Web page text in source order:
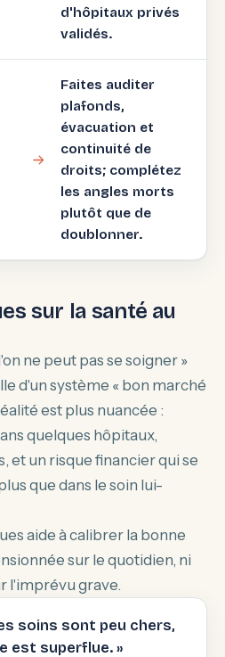
d'hôpitaux privés
validés.
Faites auditer
plafonds,
évacuation et
continuité de
droits; complétez
les angles morts
plutôt que de
doublonner.
sur la santé au
ne peut pas se soigner »
d'un système « bon marché
est plus nuancée :
quelques hôpitaux,
et un risque financier qui se
que dans le soin lui-
aide à calibrer la bonne
sur le quotidien, ni
l'imprévu grave.
soins sont peu chers,
est superflue. »